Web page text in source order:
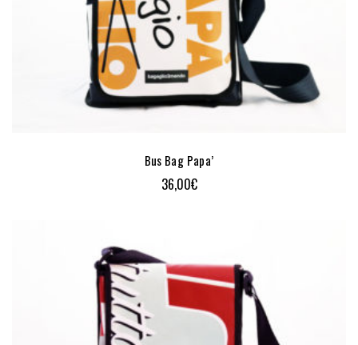
Bus Bag Papa’
36,00€